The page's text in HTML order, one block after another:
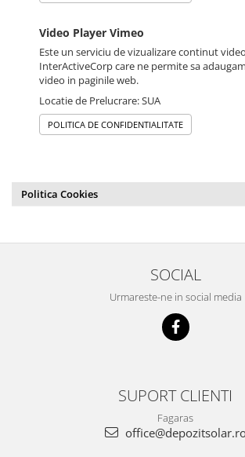
Video Player Vimeo
Este un serviciu de vizualizare continut
InterActiveCorp care ne permite sa
video in paginile web.
Locatie de Prelucrare: SUA
POLITICA DE CONFIDENTIALITATE
Politica Cookies
SOCIAL
Urmareste-ne in social media
SUPORT CLIENTI
Fagaras